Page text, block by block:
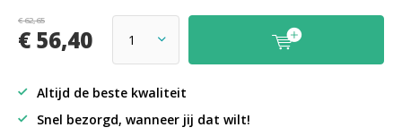
€ 62,65
€ 56,40
Altijd de beste kwaliteit
Snel bezorgd, wanneer jij dat wilt!